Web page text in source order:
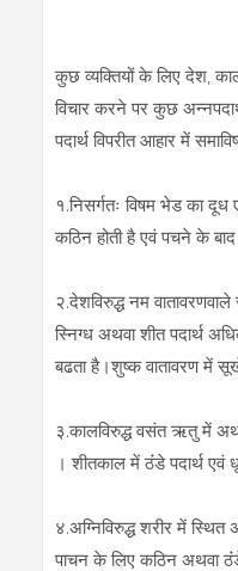
कुछ व्‍यक्‍तियों के लिए देश,
विचार करने पर कुछ
पदार्थ विपरीत आहार में
१.निसर्गतः विषम भेड का
कठिन होती है एवं पचने के बाद
२.देशविरुद्ध नम
स्निग्‍ध अथवा शीत पदार्थ
बढता है।शुष्‍क वातावरण में
३.कालविरुद्ध वसंत ऋतु में
। शीतकाल में ठंंडे पदार्थ एवं
४.अग्‍निविरुद्ध शरीर में स्‍थित
पाचन के लिए कठिन अथवा